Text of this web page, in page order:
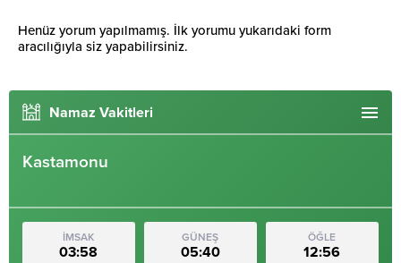
Henüz yorum yapılmamış. İlk yorumu yukarıdaki form
aracılığıyla siz yapabilirsiniz.
Namaz Vakitleri
Kastamonu
İMSAK
03:58
GÜNEŞ
05:40
ÖĞLE
12:56